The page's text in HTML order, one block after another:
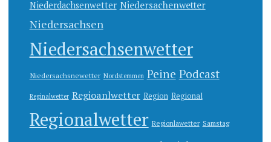
Niederdachsenwetter Niedersachenwetter
Niedersachsen
Niedersachsenwetter
Niedersachsnewetter Nordstemmen Peine Podcast
Reginalwetter Regioanlwetter Region Regional
Regionalwetter Regionlawetter Samstag